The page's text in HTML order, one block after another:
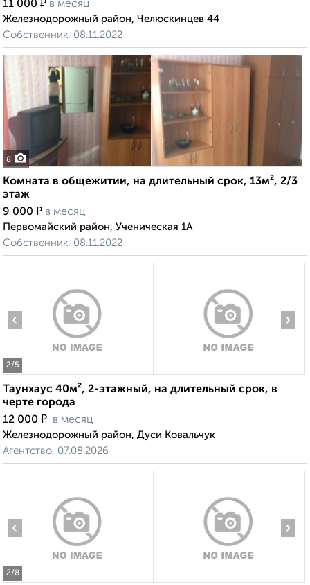
11 000 ₽ в месяц
Железнодорожный район, Челюскинцев 44
Собственник, 08.11.2022
8
Комната в общежитии, на длительный срок, 13м², 2/3
этаж
9 000 ₽ в месяц
Первомайский район, Ученическая 1А
Собственник, 08.11.2022
2/5
‹ ›
Таунхаус 40м², 2-этажный, на длительный срок, в
черте города
12 000 ₽ в месяц
Железнодорожный район, Дуси Ковальчук
Агентство, 07.08.2026
2/8
‹ ›